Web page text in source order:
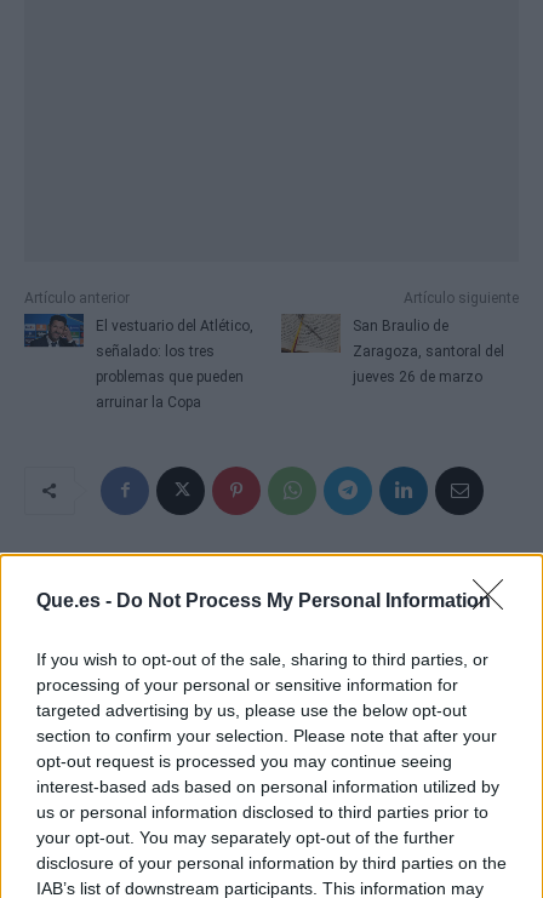
Que.es - Do Not Process My Personal Information
If you wish to opt-out of the sale, sharing to third parties, or
processing of your personal or sensitive information for
targeted advertising by us, please use the below opt-out
section to confirm your selection. Please note that after your
opt-out request is processed you may continue seeing
interest-based ads based on personal information utilized by
us or personal information disclosed to third parties prior to
your opt-out. You may separately opt-out of the further
disclosure of your personal information by third parties on the
IAB’s list of downstream participants. This information may
Artículo anterior
El vestuario del Atlético,
señalado: los tres
problemas que pueden
arruinar la Copa
Artículo siguiente
San Braulio de
Zaragoza, santoral del
jueves 26 de marzo